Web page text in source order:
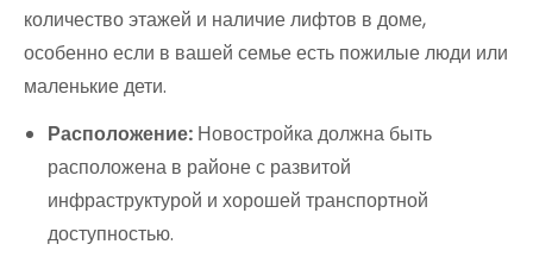
количество этажей и наличие лифтов в доме,
особенно если в вашей семье есть пожилые люди или
маленькие дети.
Расположение: Новостройка должна быть
расположена в районе с развитой
инфраструктурой и хорошей транспортной
доступностью.